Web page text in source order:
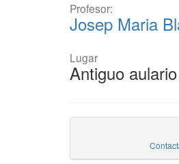
Profesor:
Josep Maria
Lugar
Antiguo